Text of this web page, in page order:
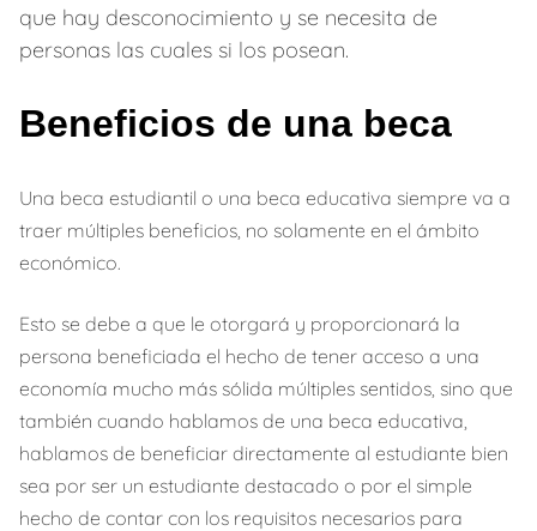
que hay desconocimiento y se necesita de
personas las cuales si los posean.
Beneficios de una beca
Una beca estudiantil o una beca educativa siempre va a
traer múltiples beneficios, no solamente en el ámbito
económico.
Esto se debe a que le otorgará y proporcionará la
persona beneficiada el hecho de tener acceso a una
economía mucho más sólida múltiples sentidos, sino que
también cuando hablamos de una beca educativa,
hablamos de beneficiar directamente al estudiante bien
sea por ser un estudiante destacado o por el simple
hecho de contar con los requisitos necesarios para